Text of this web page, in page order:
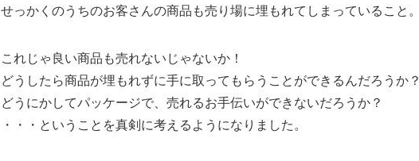
せっかくのうちのお客さんの商品も売り場に埋もれてしまっていること。
これじゃ良い商品も売れないじゃないか！
どうしたら商品が埋もれずに手に取ってもらうことができるんだろうか？
どうにかしてパッケージで、売れるお手伝いができないだろうか？
・・・ということを真剣に考えるようになりました。